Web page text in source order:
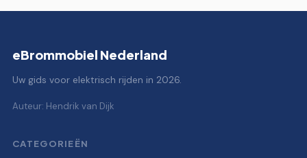
eBrommobiel Nederland
Uw gids voor elektrisch rijden in 2026.
Auteur: Hendrik van Dijk
CATEGORIEËN